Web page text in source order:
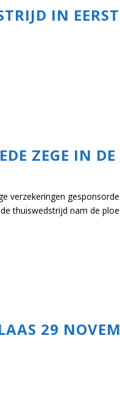
IN
ZEGE IN DE
verzekeringen
thuiswedstrijd nam de
29